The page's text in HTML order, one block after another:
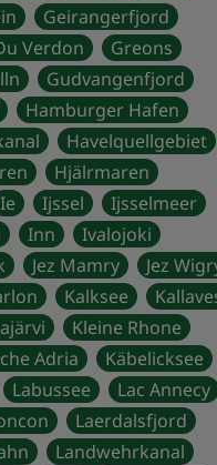
Geirangerfjord
Verdon
Greons
Gudvangenfjord
Hamburger Hafen
Havelquellgebiet
Hjälrmaren
Ie Ijssel
Ijsselmeer
Inn
Ivalojoki
Jez Mamry
Jez
Kalksee
Kleine Rhone
Adria
Käbelicksee
Labussee
Lac Annecy
Laerdalsfjord
Landwehrkanal